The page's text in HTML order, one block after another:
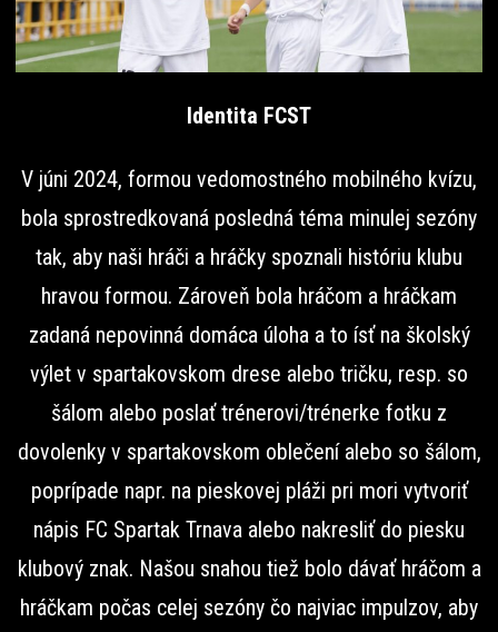
Identita FCST
V júni 2024, formou vedomostného mobilného kvízu,
bola sprostredkovaná posledná téma minulej sezóny
tak, aby naši hráči a hráčky spoznali históriu klubu
hravou formou. Zároveň bola hráčom a hráčkam
zadaná nepovinná domáca úloha a to ísť na školský
výlet v spartakovskom drese alebo tričku, resp. so
šálom alebo poslať trénerovi/trénerke fotku z
dovolenky v spartakovskom oblečení alebo so šálom,
poprípade napr. na pieskovej pláži pri mori vytvoriť
nápis FC Spartak Trnava alebo nakresliť do piesku
klubový znak. Našou snahou tiež bolo dávať hráčom a
hráčkam počas celej sezóny čo najviac impulzov, aby